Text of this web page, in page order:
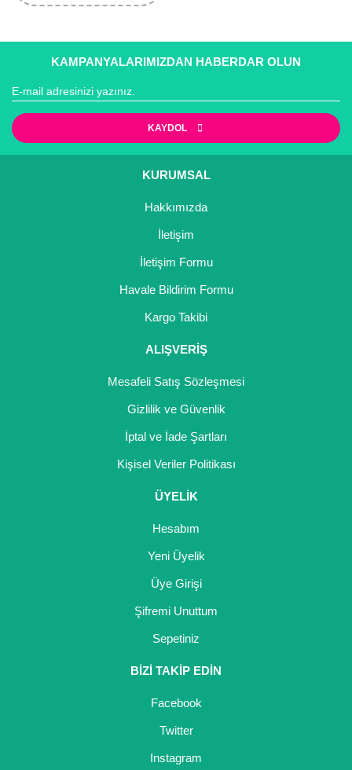
KAMPANYALARIMIZDAN HABERDAR OLUN
KAYDOL
KURUMSAL
Hakkımızda
İletişim
İletişim Formu
Havale Bildirim Formu
Kargo Takibi
ALIŞVERİŞ
Mesafeli Satış Sözleşmesi
Gizlilik ve Güvenlik
İptal ve İade Şartları
Kişisel Veriler Politikası
ÜYELİK
Hesabım
Yeni Üyelik
Üye Girişi
Şifremi Unuttum
Sepetiniz
BİZİ TAKİP EDİN
Facebook
Twitter
Instagram